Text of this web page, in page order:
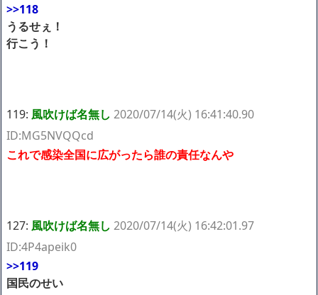
>>118
うるせぇ！
行こう！
119: 風吹けば名無し 2020/07/14(火) 16:41:40.90
ID:MG5NVQQcd
これで感染全国に広がったら誰の責任なんや
127: 風吹けば名無し 2020/07/14(火) 16:42:01.97
ID:4P4apeik0
>>119
国民のせい